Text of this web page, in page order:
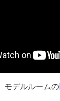
モデルルームの